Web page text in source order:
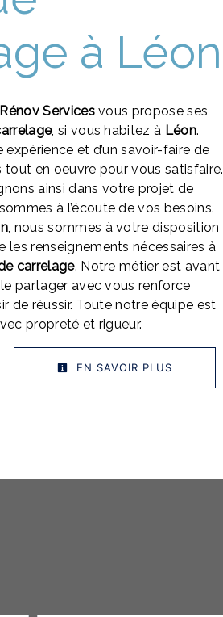
à Léon
Servicesvous propose ses
, si vous habitez à Léon.
expérience et d’un savoir-faire de
en oeuvre pour vous satisfaire.
ainsi dans votre projet de
à l’écoute de vos besoins.
, nous sommes à votre disposition
les renseignements nécessaires à
carrelage. Notre métier est avant
partager avec vous renforce
de réussir. Toute notre équipe est
propreté et rigueur.
EN SAVOIR PLUS